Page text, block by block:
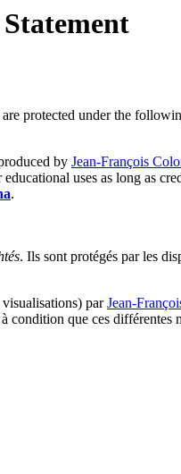
protected under the
by Jean-François
uses as long as
.
. Ils sont protégés par les
visualisations) parJean-
condition que ces différentes